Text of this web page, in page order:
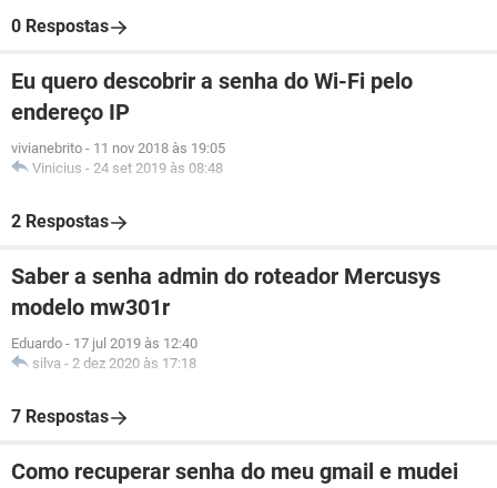
0 Respostas
Eu quero descobrir a senha do Wi-Fi pelo
endereço IP
vivianebrito - 11 nov 2018 às 19:05
Vinicius - 24 set 2019 às 08:48
2 Respostas
Saber a senha admin do roteador Mercusys
modelo mw301r
Eduardo - 17 jul 2019 às 12:40
silva - 2 dez 2020 às 17:18
7 Respostas
Como recuperar senha do meu gmail e mudei